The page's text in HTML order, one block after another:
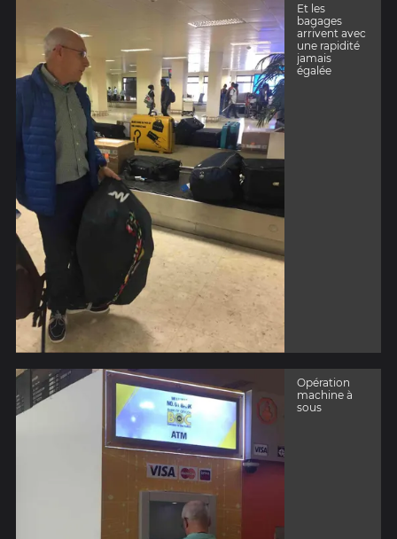
Et les
bagages
arrivent avec
une rapidité
jamais
égalée
Opération
machine à
sous